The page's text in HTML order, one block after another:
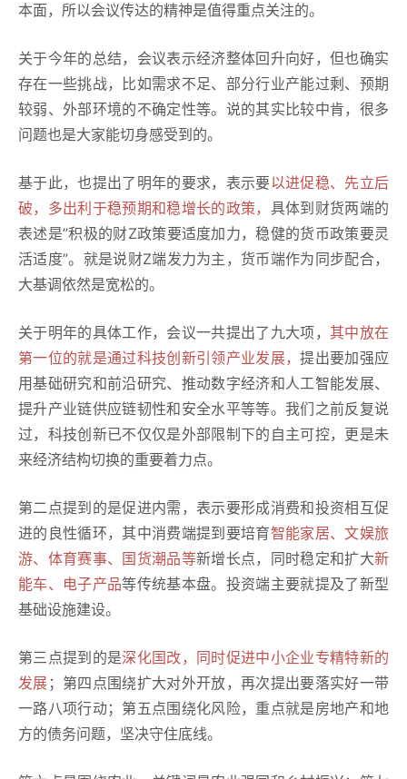
本面，所以会议传达的精神是值得重点关注的。
关于今年的总结，会议表示经济整体回升向好，但也确实
存在一些挑战，比如需求不足、部分行业产能过剩、预期
较弱、外部环境的不确定性等。说的其实比较中肯，很多
问题也是大家能切身感受到的。
基于此，也提出了明年的要求，表示要以进促稳、先立后
破，多出利于稳预期和稳增长的政策， 具体到财货两端的
表述是”积极的财Z政策要适度加力，稳健的货币政策要灵
活适度”。就是说财Z端发力为主，货币端作为同步配合，
大基调依然是宽松的。
关于明年的具体工作，会议一共提出了九大项， 其中放在
第一位的就是通过科技创新引领产业发展，提出要加强应
用基础研究和前沿研究、推动数字经济和人工智能发展、
提升产业链供应链韧性和安全水平等等。我们之前反复说
过，科技创新已不仅仅是外部限制下的自主可控，更是未
来经济结构切换的重要着力点。
第二点提到的是促进内需，表示要形成消费和投资相互促
进的良性循环，其中消费端提到要培育智能家居、文娱旅
游、体育赛事、国货潮品等新增长点，同时稳定和扩大新
能车、电子产品等传统基本盘。投资端主要就提及了新型
基础设施建设。
第三点提到的是深化国改，同时促进中小企业专精特新的
发展 ；第四点围绕扩大对外开放，再次提出要落实好一带
一路八项行动；第五点围绕化风险，重点就是房地产和地
方的债务问题，坚决守住底线。